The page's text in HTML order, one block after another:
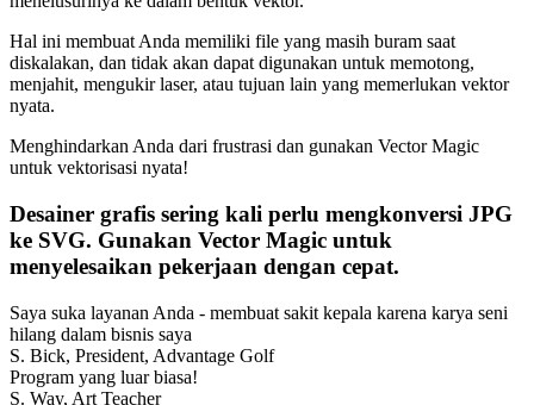
Hal ini membuat Anda memiliki file yang masih buram saat
diskalakan, dan tidak akan dapat digunakan untuk memotong,
menjahit, mengukir laser, atau tujuan lain yang memerlukan vektor
nyata.
Menghindarkan Anda dari frustrasi dan gunakan Vector Magic
untuk vektorisasi nyata!
Desainer grafis sering kali perlu mengkonversi JPG
ke SVG. Gunakan Vector Magic untuk
menyelesaikan pekerjaan dengan cepat.
Saya suka layanan Anda - membuat sakit kepala karena karya seni
hilang dalam bisnis saya
S. Bick, President, Advantage Golf
Program yang luar biasa!
S. Way, Art Teacher